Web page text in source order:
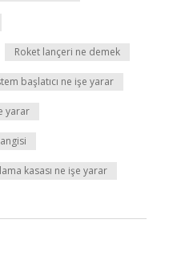
Roket lançeri ne demek
başlatıcı ne işe yarar
yarar
kasası ne işe yarar